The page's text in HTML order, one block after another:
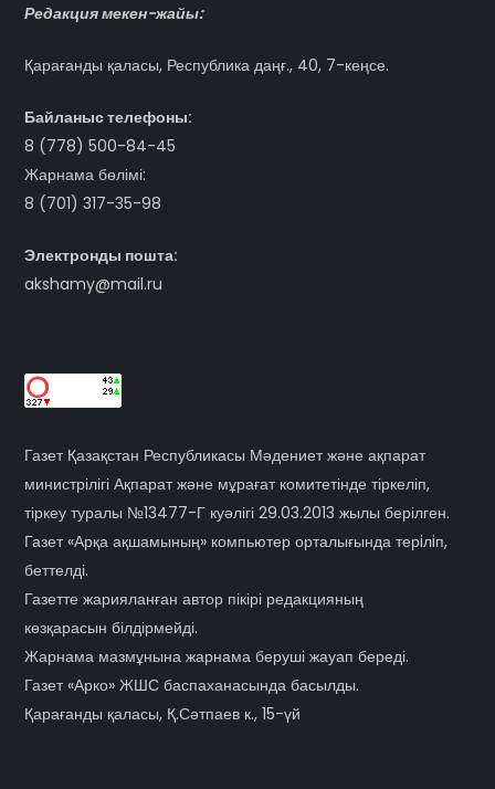
Редакция мекен-жайы:
Қарағанды қаласы, Республика даңғ., 40, 7-кеңсе.
Байланыс телефоны:
8 (778) 500-84-45
Жарнама бөлімі:
8 (701) 317-35-98
Электронды пошта:
akshamy@mail.ru
Газет Қазақстан Республикасы Мәдениет және ақпарат
министрілігі Ақпарат және мұрағат комитетінде тіркеліп,
тіркеу туралы №13477-Г куәлігі 29.03.2013 жылы берілген.
Газет «Арқа ақшамының» компьютер орталығында терiлiп,
беттелді.
Газетте жарияланған автор пікірі редакцияның
көзқарасын білдірмейді.
Жарнама мазмұнына жарнама беруші жауап береді.
Газет «Арко» ЖШС баспаханасында басылды.
Қарағанды қаласы, Қ.Сәтпаев к., 15-үй